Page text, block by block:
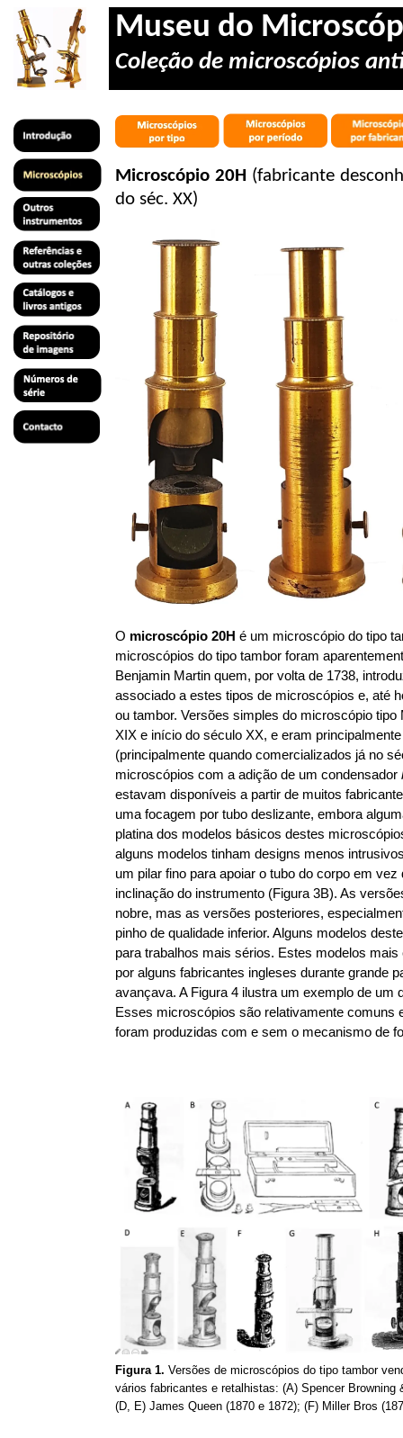
Museu do
Coleção de microscópios
Microscópio 20H (fabricante
do séc. XX)
O microscópio 20H é um microscópio do tipo
microscópios do tipo tambor foram
Benjamin Martin quem, por volta de 1738,
associado a estes tipos de microscópios e, até
ou tambor. Versões simples do microscópio
XIX e início do século XX, e eram
(principalmente quando comercializados já no
microscópios com a adição de um condensador
estavam disponíveis a partir de muitos
uma focagem por tubo deslizante, embora
platina dos modelos básicos destes
alguns modelos tinham designs menos
um pilar fino para apoiar o tubo do corpo em
inclinação do instrumento (Figura 3B). As
nobre, mas as versões posteriores,
pinho de qualidade inferior. Alguns modelos
para trabalhos mais sérios. Estes modelos
por alguns fabricantes ingleses durante grande
avançava. A Figura 4 ilustra um exemplo de
Esses microscópios são relativamente comuns
foram produzidas com e sem o mecanismo de
Figura 1. Versões de microscópios do tipo tambor
vários fabricantes e retalhistas: (A) Spencer
(D, E) James Queen (1870 e 1872); (F) Miller Bros